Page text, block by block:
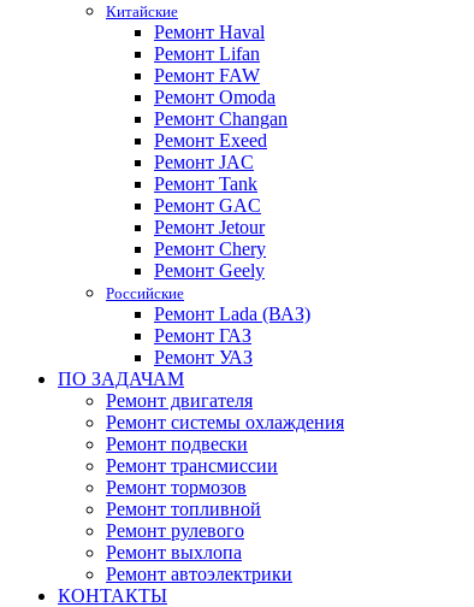
Китайские
Ремонт Haval
Ремонт Lifan
Ремонт FAW
Ремонт Omoda
Ремонт Changan
Ремонт Exeed
Ремонт JAC
Ремонт Tank
Ремонт GAC
Ремонт Jetour
Ремонт Chery
Ремонт Geely
Российские
Ремонт Lada (ВАЗ)
Ремонт ГАЗ
Ремонт УАЗ
ПО ЗАДАЧАМ
Ремонт двигателя
Ремонт системы охлаждения
Ремонт подвески
Ремонт трансмиссии
Ремонт тормозов
Ремонт топливной
Ремонт рулевого
Ремонт выхлопа
Ремонт автоэлектрики
КОНТАКТЫ